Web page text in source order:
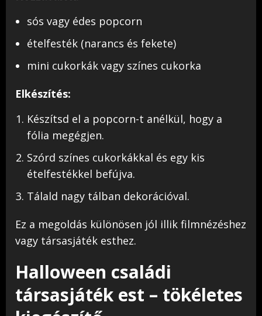
sós vagy édes popcorn
ételfesték (narancs és fekete)
mini cukorkák vagy színes cukorka
Elkészítés:
Készítsd el a popcorn-t anélkül, hogy a
fólia megégjen.
Szórd színes cukorkákkal és egy kis
ételfestékkel befújva.
Tálald nagy tálban dekorációval.
Ez a megoldás különösen jól illik filmnézéshez
vagy társasjáték esthez.
Halloween családi
társasjáték est – tökéletes